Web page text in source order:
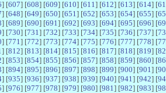
] [607] [608] [609] [610] [611 ] [612] [613] [614] [
] [648] [649] [650] [651 ] [652] [653] [654] [655] [
] [689] [690] [691 ] [692] [693] [694] [695] [696] [
] [730] [731 ] [732] [733] [734] [735] [736] [737] [
] [771 ] [772] [773] [774] [775] [776] [777] [778] [
] [812] [813] [814] [815] [816] [817] [818] [819] [
] [853] [854] [855] [856] [857] [858] [859] [860] [
] [894] [895] [896] [897] [898] [899] [900] [901 ] [
] [935] [936] [937] [938] [939] [940] [941 ] [942] [
] [976] [977] [978] [979] [980] [981 ] [982] [983] [